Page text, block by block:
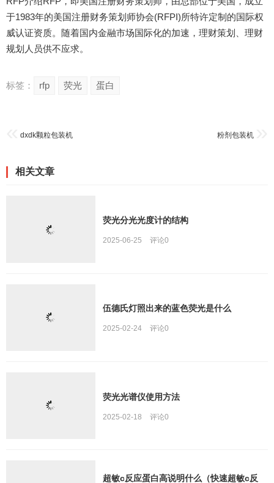
于1983年的美国注册财务策划师协会(RFPI)所特许定制的国际权
威认证资质。随着国内金融市场国际化的加速，理财策划、理财
规划人员供不应求。
标签： rfp 荧光 蛋白
dxdk颗粒包装机 粉剂包装机
相关文章
荧光分光光度计的结构
2025-06-25 评论0
伍德氏灯照出来的蓝色荧光是什么
2025-02-24 评论0
荧光光谱仪使用方法
2025-02-18 评论0
超敏c反应蛋白高说明什么（快速超敏c反